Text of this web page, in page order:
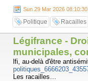
Sun 29 Mar 2026
Politique Racailles
Légifrance -
municipales,
lfi, au-delà d'être
Les racailles…